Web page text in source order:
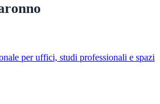
per uffici, studi professionali e spazi